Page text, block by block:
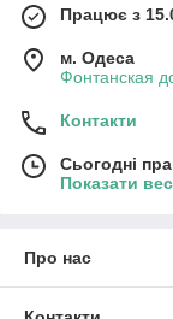
Працює з
м. Одеса
Фонтанская
Контакти
Сьогодні
Показати
Про нас